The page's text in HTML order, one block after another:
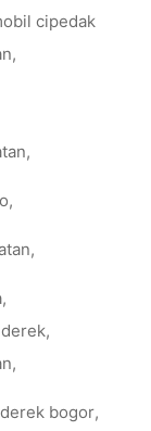
cipedak
,
,
,
,
,
,
,
bogor,